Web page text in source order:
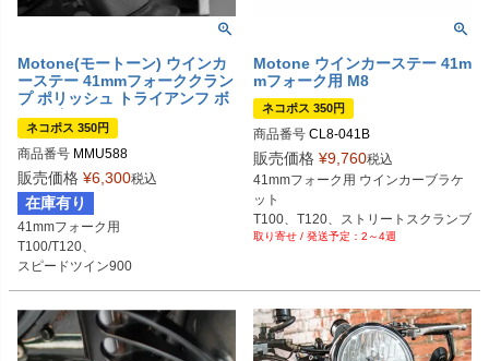
Motone(モートーン) ウインカ
ーステー 41mmフォーククラン
プ ポリッシュ トライアンフ ボ
ンネビルなど
ネコポス 350円
商品番号 MMU588
販売価格 ¥6,300税込
在庫有り
41mmフォーク用
T100/T120、
スピードツイン900
Motone ウインカーステー 41m
mフォーク用 M8
ネコポス 350円
商品番号 CL8-041B
販売価格 ¥9,760税込
41mmフォーク用 ウインカーブラケ
ット
T100、T120、ストリートスクランブ
ラー
2～4週